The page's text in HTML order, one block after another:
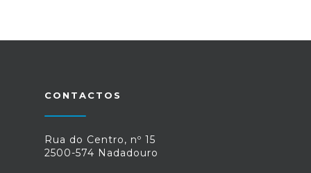
CONTACTOS
Rua do Centro, nº 15
2500-574 Nadadouro